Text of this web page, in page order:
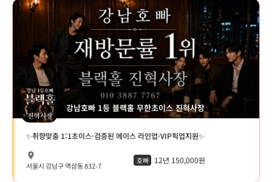
강남호빠 1등 블랙홀 무한초이스 진혁사장
✨취향맞춤 1:1초이스·검증된 에이스 라인업·VIP픽업지원✨
서울시 강남구 역삼동 832-7
호빠 12년 150,000원